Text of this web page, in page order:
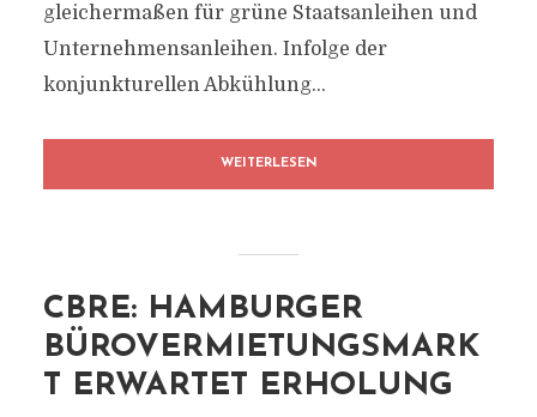
gleichermaßen für grüne Staatsanleihen und
Unternehmensanleihen. Infolge der
konjunkturellen Abkühlung...
WEITERLESEN
CBRE: HAMBURGER
BÜROVERMIETUNGSMARK
T ERWARTET ERHOLUNG